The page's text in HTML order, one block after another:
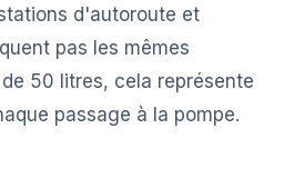
d'autoroute et
pas les mêmes
50 litres, cela représente
passage à la pompe.